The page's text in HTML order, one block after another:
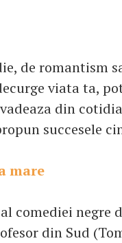
de romantism
viata ta,
din
succesele
mare
comediei negre
din Sud